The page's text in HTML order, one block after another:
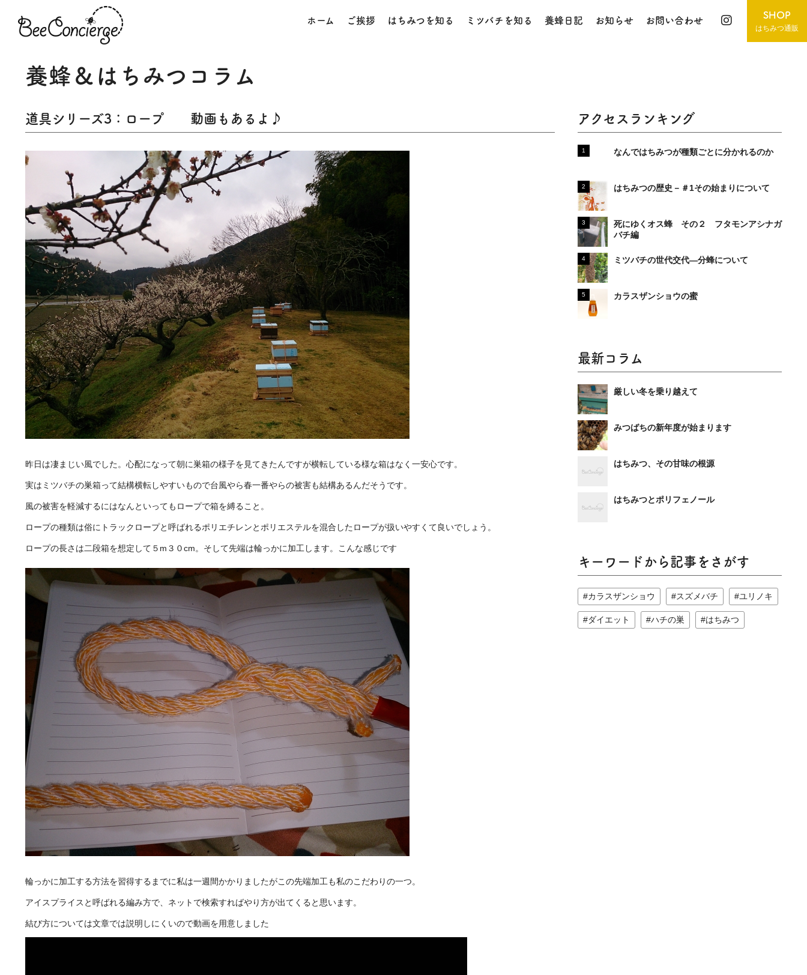
ホーム ご挨拶 はちみつを知る ミツバチを知る 養蜂日記 お知らせ お問い合わせ
SHOP
はちみつ通販
養蜂＆はちみつコラム
道具シリーズ3：ロープ 動画もあるよ♪
昨日は凄まじい風でした。心配になって朝に巣箱の様子を見てきたんですが横転している様な箱はなく一安心です。
実はミツバチの巣箱って結構横転しやすいもので台風やら春一番やらの被害も結構あるんだそうです。
風の被害を軽減するにはなんといってもロープで箱を縛ること。
ロープの種類は俗にトラックロープと呼ばれるポリエチレンとポリエステルを混合したロープが扱いやすくて良いでしょう。
ロープの長さは二段箱を想定して５m３０cm。そして先端は輪っかに加工します。こんな感じです
輪っかに加工する方法を習得するまでに私は一週間かかりましたがこの先端加工も私のこだわりの一つ。
アイスプライスと呼ばれる編み方で、ネットで検索すればやり方が出てくると思います。
結び方については文章では説明しにくいので動画を用意しました
アクセスランキング
なんではちみつが種類ごとに分かれるのか
はちみつの歴史－＃1その始まりについて
死にゆくオス蜂 その２ フタモンアシナガ
バチ編
ミツバチの世代交代―分蜂について
カラスザンショウの蜜
最新コラム
厳しい冬を乗り越えて
みつばちの新年度が始まります
はちみつ、その甘味の根源
はちみつとポリフェノール
キーワードから記事をさがす
カラスザンショウ スズメバチ ユリノキ
ダイエット ハチの巣 はちみつ